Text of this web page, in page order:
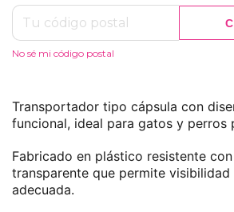
No sé mi código postal
Transportador tipo cápsula con
funcional, ideal para gatos y perros
Fabricado en plástico resistente
transparente que permite
adecuada.